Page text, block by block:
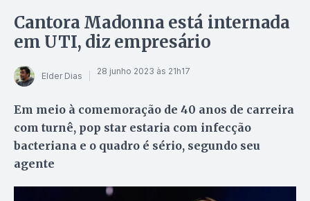
Cantora Madonna está internada
em UTI, diz empresário
Elder Dias 28 junho 2023 às 21h17
Em meio à comemoração de 40 anos de carreira
com turnê, pop star estaria com infecção
bacteriana e o quadro é sério, segundo seu
agente